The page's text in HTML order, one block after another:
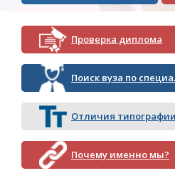
Проверка диплома
Поиск вуза по
Отличия
Почему именно мы?